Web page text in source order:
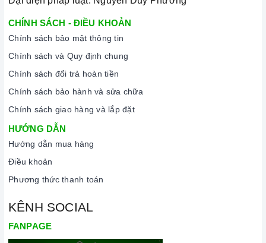
Đến với Home Best, chúng tôi tự hào cung cấp đến khách hàng
đa dạng các dòng bếp từ kết hợp hồng ngoại ARBER
tiếng, cam kết về chất lượng và nguồn gốc sản phẩm chính
hãng. Chúng tôi tự tin mang đến cho quý khách hàng dịch vụ
Xem thêm tại đây:
CHÍNH SÁCH - ĐIỀU KHOẢN
Chính sách bảo mật thông tin
Chính sách và Quy định chung
Chính sách đổi trả hoàn tiền
Chính sách bảo hành và sửa chữa
Chính sách giao hàng và lắp đặt
HƯỚNG DẪN
Hướng dẫn mua hàng
Điều khoản
Phương thức thanh toán
KÊNH SOCIAL
FANPAGE